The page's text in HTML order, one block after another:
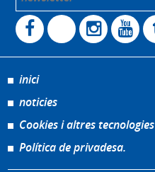
inici
noticies
Cookies i altres tecnologies
Política de privadesa.